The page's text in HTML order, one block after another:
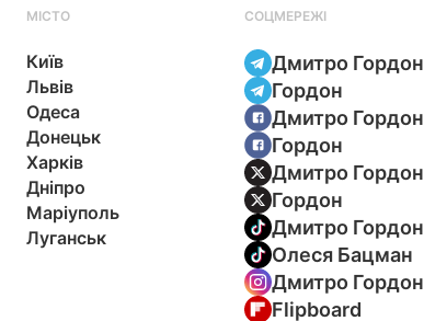
МІСТО
Київ
Львів
Одеса
Донецьк
Харків
Дніпро
Маріуполь
Луганськ
СОЦМЕРЕЖІ
Дмитро Гордон
Гордон
Дмитро Гордон
Гордон
Дмитро Гордон
Гордон
Дмитро Гордон
Олеся Бацман
Дмитро Гордон
Flipboard